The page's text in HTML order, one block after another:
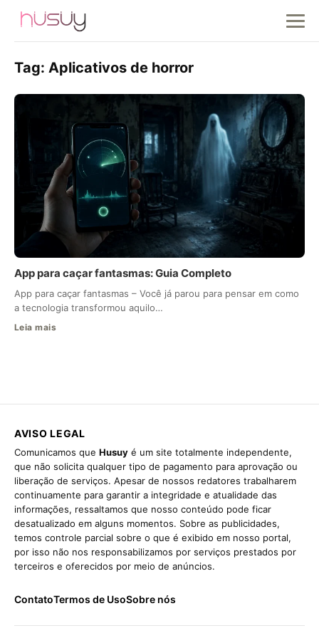
Tag: Aplicativos de horror
App para caçar fantasmas: Guia Completo
App para caçar fantasmas – Você já parou para pensar em como
a tecnologia transformou aquilo…
Leia mais
AVISO LEGAL
Comunicamos que Husuy é um site totalmente independente,
que não solicita qualquer tipo de pagamento para aprovação ou
liberação de serviços. Apesar de nossos redatores trabalharem
continuamente para garantir a integridade e atualidade das
informações, ressaltamos que nosso conteúdo pode ficar
desatualizado em alguns momentos. Sobre as publicidades,
temos controle parcial sobre o que é exibido em nosso portal,
por isso não nos responsabilizamos por serviços prestados por
terceiros e oferecidos por meio de anúncios.
ContatoTermos de UsoSobre nós